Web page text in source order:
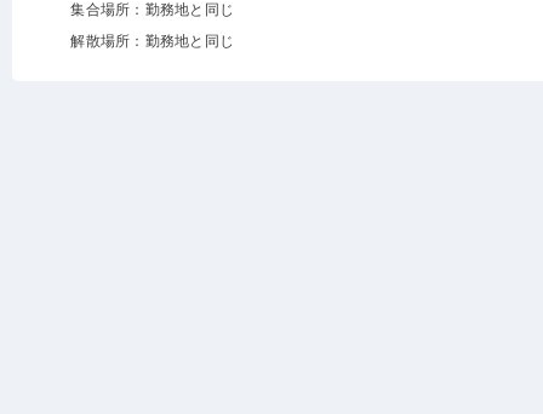
集合場所：勤務地と同じ
解散場所：勤務地と同じ